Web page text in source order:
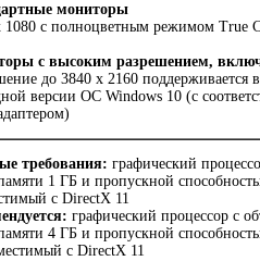
мониторы
1080 с полноцветным режимом True
с высоким разрешением,
до 3840 x 2160 поддерживается
версии ОС Windows 10 (с
требования: графический
1 ГБ и пропускной
с DirectX 11
графический процессор с
4 ГБ и пропускной
с DirectX 11